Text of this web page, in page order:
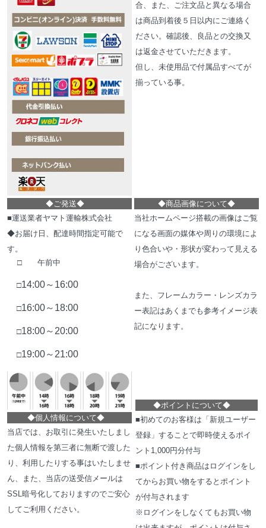
合、また、ご注文品と異なる場合
は商品到着後５日以内にご連絡く
ださい。確認後、良品との交換又
は返金させていただきます。
但し、未使用品で付属品すべてが
揃っている事。
◆ご発送◆
■運送業者ヤマト運輸株式会社
◆お届け日、配達時間指定可能で
す。
□ 午前中
□14:00～16:00
□16:00～18:00
□18:00～20:00
□19:00～21:00
◆個人情報について◆
当店では、お取引に発生いたしまし
た個人情報を第三者に無断で渡した
り、利用したりする事はいたしませ
ん、また、当店の送受信メールは
SSL暗号化しておりますのでご安心
してご利用ください。
◆商品画像について◆
当社ホームページ搭載の画像はご覧
になる画面の媒体や周りの環境によ
り色合いや・形状が変わって見える
場合がございます。
また、フレームカラー・レンズカラ
ー表記はあくまでも参考イメージ表
記になります。
◆ポイントについて◆
■初めてのお客様は「新規ユーザー
登録」することで即時使えるポイ
ント1,000円分付与
■ポイント付き商品はログインをし
てからお買い物をするとポイント
が付与されます
※ログインをしなくてもお買い物